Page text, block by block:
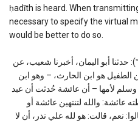
ḥadīth is heard. When
necessary to specify the virtual
would be better to do so.
قال الإمام البخاري في الصحيح (٦٠٧٣): حدثنا أبو اليمان، أخبرنا شعيب، عن
هو ابن الحارث، – وهو ابن
لأمها – أن عائشة حُدثت أن عبد
عائشة: والله لتنتهين عائشة أو
نعم، قالت: هو لله علي نذر، أن لا